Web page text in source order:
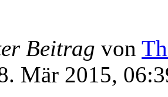
Beitrag von
Mär 2015,